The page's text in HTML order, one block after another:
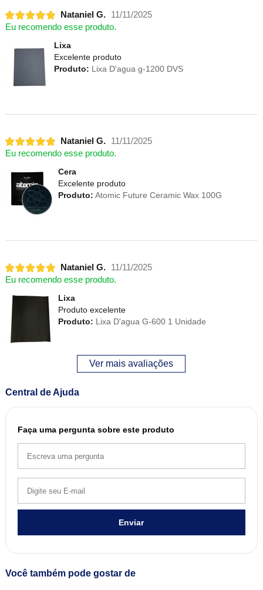
Nataniel G.
11/11/2025
Eu recomendo esse produto.
Lixa
Excelente produto
Produto: Lixa D'agua g-1200 DVS
Nataniel G.
11/11/2025
Eu recomendo esse produto.
Cera
Excelente produto
Produto: Atomic Future Ceramic Wax 100G
Nataniel G.
11/11/2025
Eu recomendo esse produto.
Lixa
Produto excelente
Produto: Lixa D'agua G-600 1 Unidade
Ver mais avaliações
Central de Ajuda
Faça uma pergunta sobre este produto
Enviar
Você também pode gostar de